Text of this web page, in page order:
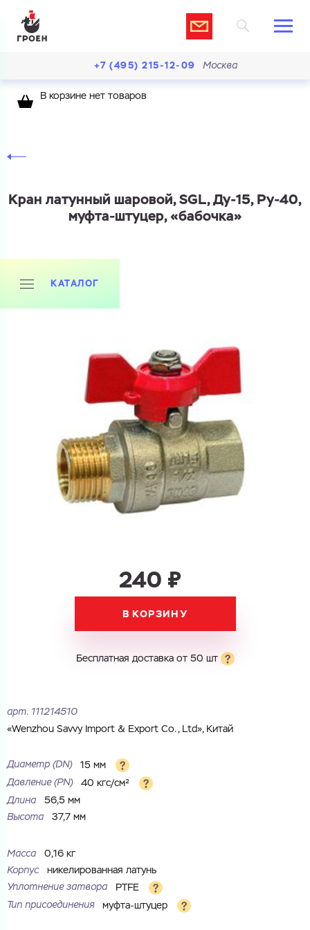
Купить как физ. лицо
Купить как юр. лицо
Имя
Электронная почта
Комментарий
Cоглашаюсь на обработку
Cоглашаюсь на обработку персональных данных
Перечислите товары, которые вас интересуют
и укажите какую информацию вы хотите по ним
получить. Мы свяжемся с вами в ближайшее время.
Запросить КП
Запросить Счёт
Электронная почта
МБ)
+7 (495) 215-12-09 Москва
В корзине нет товаров
Кран латунный шаровой, SGL, Ду-15, Ру-40,
муфта-штуцер, «бабочка»
КАТАЛОГ
240 ₽
В КОРЗИНУ
Бесплатная доставка от 50 шт
арт. 111214510
«Wenzhou Savvy Import & Export Co., Ltd», Китай
Диаметр (DN)
15 мм
Давление (РN)
40 кгс/см²
Длина
56,5 мм
Высота
37,7 мм
Масса
0,16 кг
Корпус
никелированная латунь
Уплотнение затвора
PTFE
Тип присоединения
муфта-штуцер